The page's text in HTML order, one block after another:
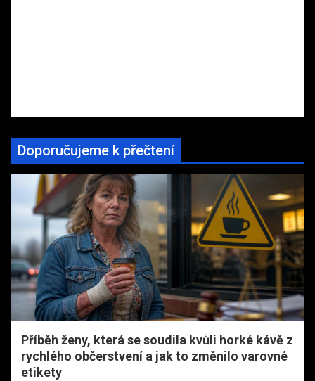
Doporučujeme k přečtení
Příběh ženy, která se soudila kvůli horké kávě z
rychlého občerstvení a jak to změnilo varovné
etikety